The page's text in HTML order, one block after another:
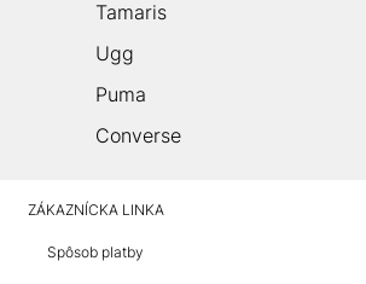
Tamaris
Ugg
Puma
Converse
ZÁKAZNÍCKA LINKA
Spôsob platby